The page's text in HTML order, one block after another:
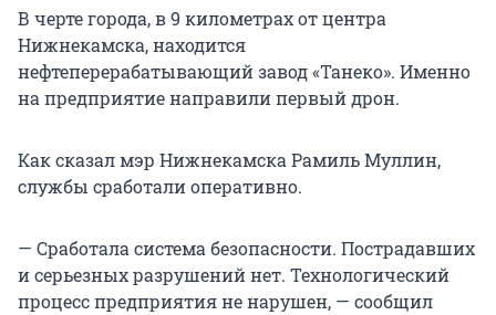
В черте города, в 9 километрах от центра
Нижнекамска, находится
нефтеперерабатывающий завод «Танеко». Именно
на предприятие направили первый дрон.
Как сказал мэр Нижнекамска Рамиль Муллин,
службы сработали оперативно.
— Сработала система безопасности. Пострадавших
и серьезных разрушений нет. Технологический
процесс предприятия не нарушен, — сообщил